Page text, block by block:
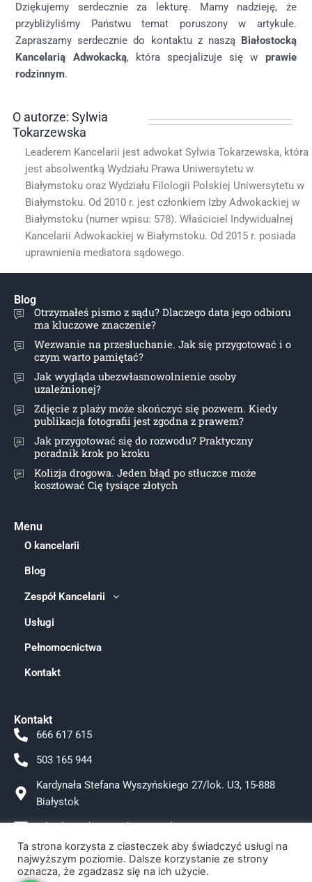
Dziękujemy serdecznie za lekturę. Mamy nadzieję, że
przybliżyliśmy Państwu temat poruszony w artykule.
Zapraszamy serdecznie do kontaktu z naszą Białostocką
Kancelarią Adwokacką, która specjalizuje się w prawie
rodzinnym.
O autorze: Sylwia
Tokarzewska
Leaderem Kancelarii jest adwokat Sylwia Tokarzewska, która
jest absolwentką Wydziału Prawa Uniwersytetu w
Białymstoku oraz Wydziału Filologii Polskiej Uniwersytetu w
Białymstoku. Od 2010 r. jest członkiem Izby Adwokackiej w
Białymstoku (numer wpisu: 578). Właściciel Indywidualnej
Kancelarii Adwokackiej w Białymstoku. Od 2015 r. posiada
uprawnienia mediatora sądowego.
Blog
Otrzymałeś pismo z sądu? Dlaczego data jego odbioru
ma kluczowe znaczenie?
Wezwanie na przesłuchanie. Jak się przygotować i o
czym warto pamiętać?
Jak wygląda ubezwłasnowolnienie osoby
uzależnionej?
Zdjęcie z plaży może skończyć się pozwem. Kiedy
publikacja fotografii jest zgodna z prawem?
Jak przygotować się do rozwodu? Praktyczny
poradnik krok po kroku
Kolizja drogowa. Jeden błąd po stłuczce może
kosztować Cię tysiące złotych
Menu
O kancelarii
Blog
Zespół Kancelarii
Usługi
Pełnomocnictwa
Kontakt
Kontakt
666 617 615
503 165 944
Kardynała Stefana Wyszyńskiego 27/lok. U3, 15-888
Białystok
Facebook
Instagram
Ta strona korzysta z ciasteczek aby świadczyć usługi na
najwyższym poziomie. Dalsze korzystanie ze strony
oznacza, że zgadzasz się na ich użycie.